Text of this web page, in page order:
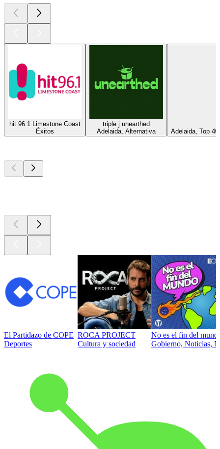
hit 96.1 Limestone Coast
Éxitos
triple j unearthed
Adelaida, Alternativa
Adelaida, Top
El Partidazo de COPE
Deportes
ROCA PROJECT
Cultura y sociedad
No es el fin del
Gobierno, Noticias,